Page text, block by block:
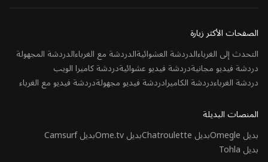
الصفحات الأكثر زيارة
التحدث إلى الغرباءالدردشة العشوائيةالدردشة مع الغرباءالدردشة المجهولة
دردشة فيديو مجانيةدردشة فيديو عشوائيةدردشة كاميرا الويب
دردشة الغرباءدردشة الكاميرادردشة فيديو مجهولةدردشة فيديو مع الغرباء
المنصات البديلة
بديل Omegle
بديل Chatroulette بديل Ome.tv
بديل Camsurf
بديل Tohla